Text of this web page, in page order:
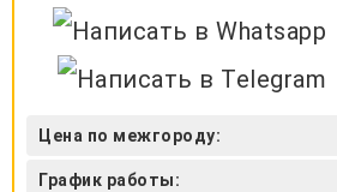
Цена по межгороду:
График работы: